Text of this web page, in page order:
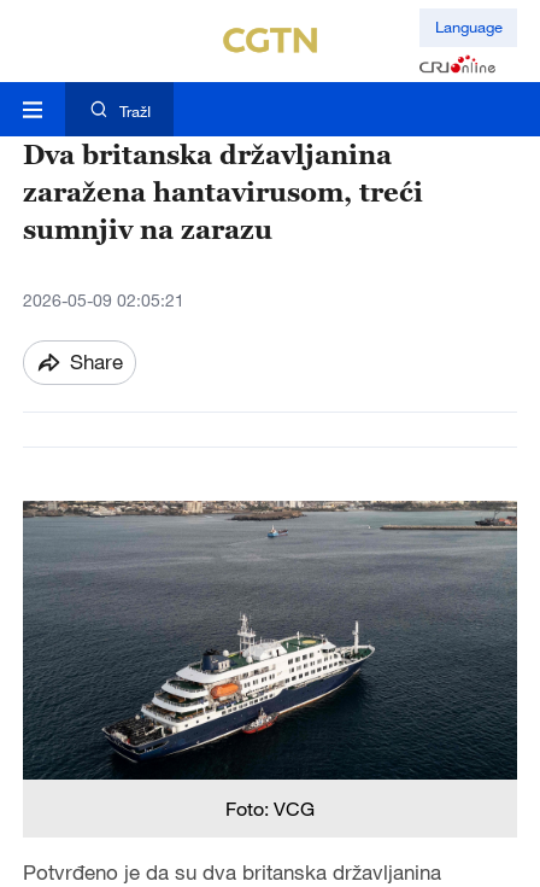
Language
TražI
Dva britanska državljanina
zaražena hantavirusom, treći
sumnjiv na zarazu
2026-05-09 02:05:21
Share
Foto: VCG
Potvrđeno je da su dva britanska državljanina